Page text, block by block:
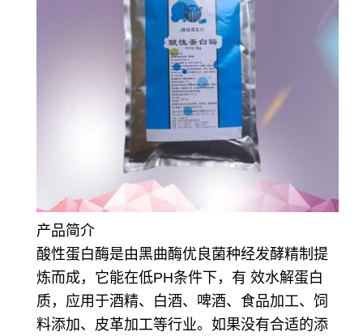
产品简介
酸性蛋白酶是由黑曲酶优良菌种经发酵精制提
炼而成，它能在低PH条件下，有 效水解蛋白
质，应用于酒精、白酒、啤酒、食品加工、饲
料添加、皮革加工等行业。如果没有合适的添